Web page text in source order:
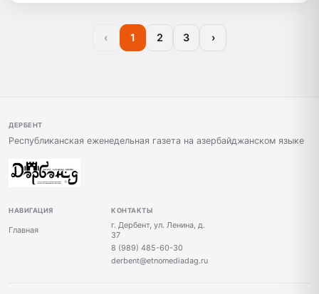
‹ 1 2 3 ›
ДЕРБЕНТ
Республиканская еженедельная газета на азербайджанском языке
НАВИГАЦИЯ
Главная
КОНТАКТЫ
г. Дербент, ул. Ленина, д.
37
8 (989) 485-60-30
derbent@etnomediadag.ru